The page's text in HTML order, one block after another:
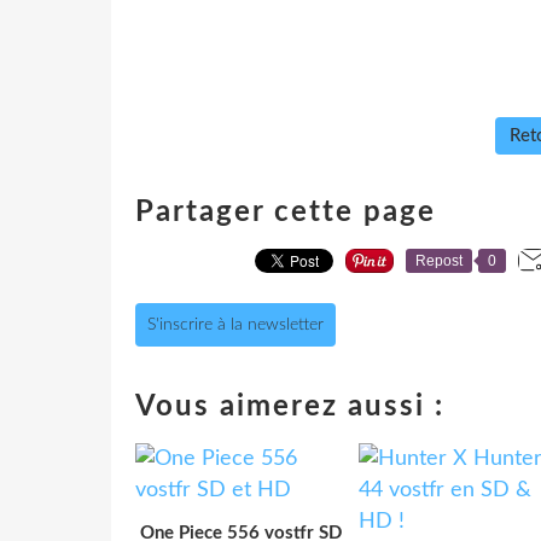
Partager cette page
Repost 0
S'inscrire à la newsletter
Vous aimerez aussi :
One Piece 556 vostfr SD